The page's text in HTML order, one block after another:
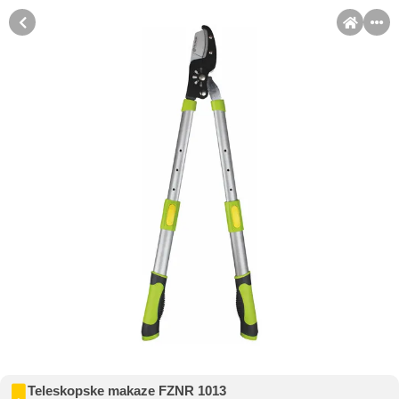
Teleskopske makaze FZNR 1013
Pomoć pri kupovini
Kupovina na rate
Kupovina na rate
Sve je lakše kad se podijeli!
Kupovinu na rate možete obaviti ukoliko posjedujete jednu od
slikovito prikazanih kartica ispod.